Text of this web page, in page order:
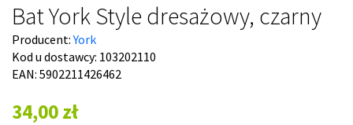
Bat York Style dresażowy, czarny
Producent:York
Kod u dostawcy: 103202110
EAN: 5902211426462
34,00 zł